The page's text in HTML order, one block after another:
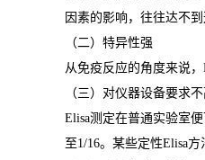
因素的影响，往往达不
（二）特异性强
从免疫反应的角度来说，
（三）对仪器设备要求
Elisa测定在普通实验室
至1/16。某些定性Elisa方